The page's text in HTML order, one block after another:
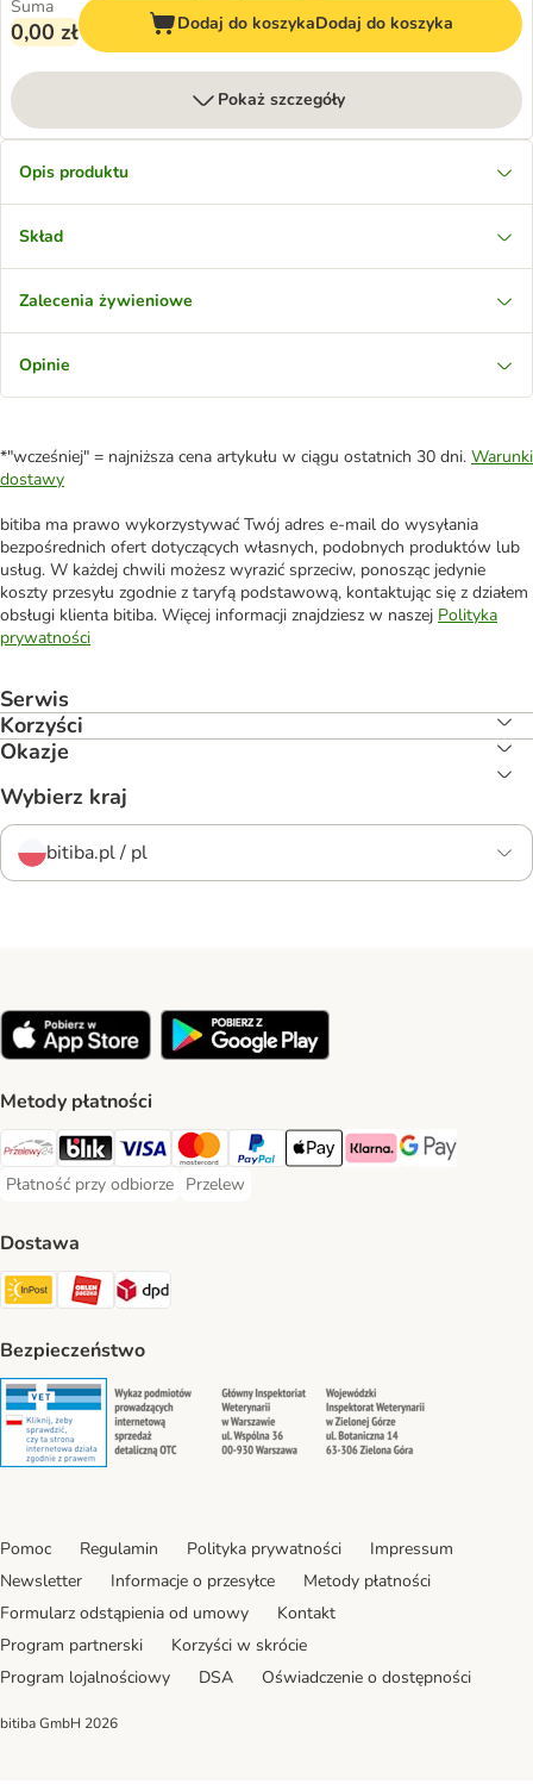
Suma
0,00 zł Dodaj do koszykaDodaj do koszyka
Pokaż szczegóły
Opis produktu
Skład
Zalecenia żywieniowe
Opinie
*"wcześniej" = najniższa cena artykułu w ciągu ostatnich 30 dni. Warunki
dostawy
bitiba ma prawo wykorzystywać Twój adres e-mail do wysyłania
bezpośrednich ofert dotyczących własnych, podobnych produktów lub
usług. W każdej chwili możesz wyrazić sprzeciw, ponosząc jedynie
koszty przesyłu zgodnie z taryfą podstawową, kontaktując się z działem
obsługi klienta bitiba. Więcej informacji znajdziesz w naszej Polityka
prywatności
Serwis
Korzyści
Okazje
Wybierz kraj
bitiba.pl / pl
Metody płatności
Przelewy24 Payment Method
Blik Payment Method
VISA Payment Method
MasterCard Payment Method
PayPal Payment Method
Apple Pay Payment Method
Klarna Payment Method
Google Pay
Płatność przy odbiorze
Płatność przy odbiorze Payment Method
Przelew
Przelew Payment Method
Dostawa
InPost Shipping Method
ORLEN Paczka. Shipping Method
DPD Shipping Method
Bezpieczeństwo
Security Security Security
Pomoc Regulamin Polityka prywatności
Impressum
Newsletter
Informacje o przesyłce
Metody płatności
Formularz odstąpienia od umowy
Kontakt
Program partnerski
Korzyści w skrócie
Program lojalnościowy
DSA Oświadczenie o dostępności
bitiba GmbH 2026